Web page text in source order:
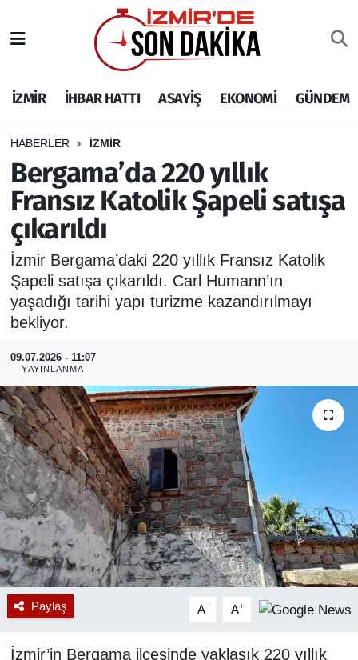
İZMİR İHBAR HATTI ASAYİŞ EKONOMİ GÜNDEM
HABERLER İZMİR
Bergama’da 220 yıllık
Fransız Katolik Şapeli satışa
çıkarıldı
İzmir Bergama’daki 220 yıllık Fransız Katolik
Şapeli satışa çıkarıldı. Carl Humann’ın
yaşadığı tarihi yapı turizme kazandırılmayı
bekliyor.
09.07.2026 - 11:07
YAYINLANMA
Paylaş A- A+
İzmir’in Bergama ilçesinde yaklaşık 220 yıllık
İHBAR HATTI
DEPREM
GENEL
EKONOMİ
SİYASET
SPOR
RESMİ REKLAM
İzmir Nöbetçi Eczaneler
İzmir Hava Durumu
İzmir Namaz Vakitleri
İzmir Trafik Yoğunluk Haritası
Puan Durumu ve Fikstür
Tüm Manşetler
Son Dakika Haberleri